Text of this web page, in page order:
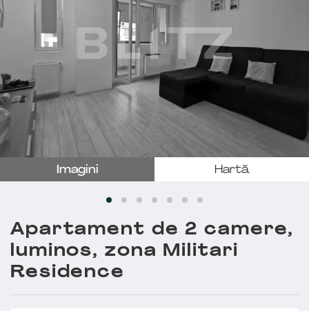
Imagini Hartă
Apartament de 2 camere,
luminos, zona Militari
Residence